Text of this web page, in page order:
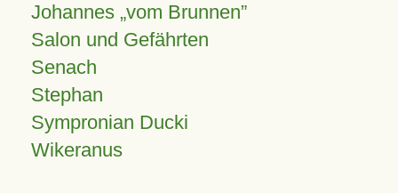
Johannes vom Brunnen
Salon und Gefährten
Senach
Stephan
Sympronian Ducki
Wikeranus